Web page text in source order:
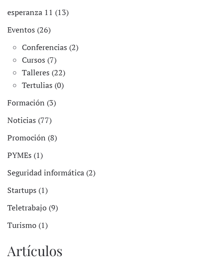
esperanza 11 (13)
Eventos (26)
Conferencias (2)
Cursos (7)
Talleres (22)
Tertulias (0)
Formación (3)
Noticias (77)
Promoción (8)
PYMEs (1)
Seguridad informática (2)
Startups (1)
Teletrabajo (9)
Turismo (1)
Artículos